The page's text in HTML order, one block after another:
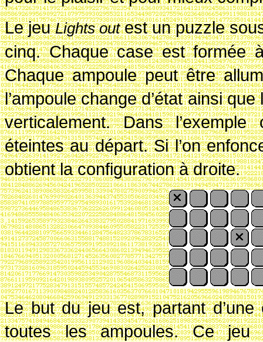
Le jeuLights outest un puzzle
cinq. Chaque case est formée
Chaque ampoule peut être
l’ampoule change d’état ainsi
verticalement. Dans
éteintes au départ. Si l’on
obtient la configuration à droite.
Le but du jeu est, partant d’une
toutes les ampoules. Ce